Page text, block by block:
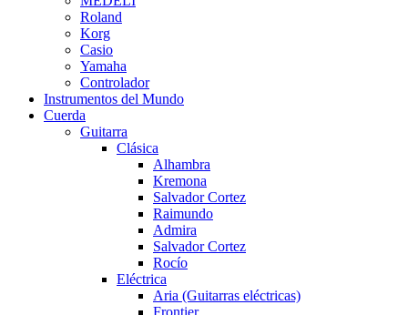
Roland
Korg
Casio
Yamaha
Controlador
Instrumentos del Mundo
Cuerda
Guitarra
Clásica
Alhambra
Kremona
Salvador Cortez
Raimundo
Admira
Salvador Cortez
Rocío
Eléctrica
Aria (Guitarras eléctricas)
Frontier